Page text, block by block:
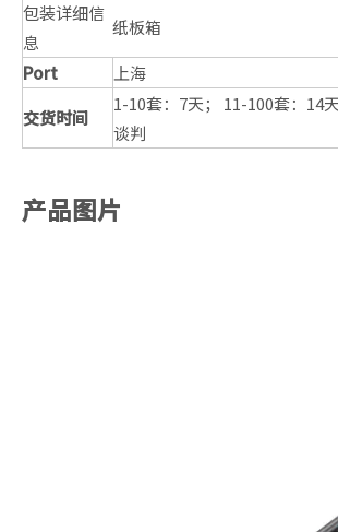
包装详细信
息
纸板箱
Port
上海
交货时间
1-10套：7天； 11-100套：14
谈判
产品图片